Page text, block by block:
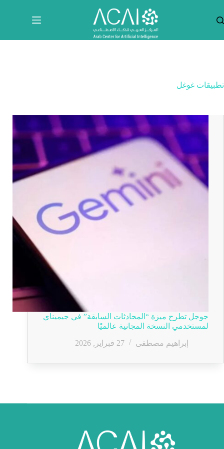
المحتوى
تطبيقات غوغل
جوجل تطرح ميزة “المحادثات السابقة” في جيميناي
لمستخدمي النسخة المجانية عالميًا
إبراهيم مصطفى
27 فبراير, 2026